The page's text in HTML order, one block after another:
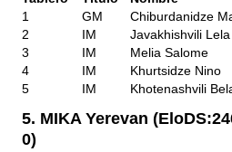
1
GM Chiburdanidze
2
IM Javakhishvili Lela
3
IM Melia Salome
4
IM Khurtsidze Nino
5
IM Khotenashvili
5. MIKA Yerevan
0)